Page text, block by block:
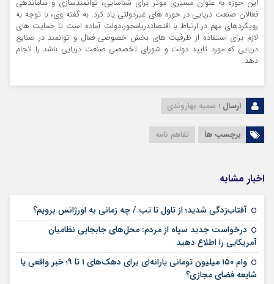
این حوزه به عنوان مسیری موثر برای شناسایی، توانمندسازی و ساماندهی
فعالان صنعت دریایی در حوزه های غیردولتی یاد کرد. به گفته وی، با توجه به
رویکردهای مهم در ارتباط با اقتصاددریامحور،دولت آماده است تا حمایت های
لازم برای استفاده از ظرفیت های بخش خصوصی فعال و توانمند در صنایع
دریایی که مورد تایید دولت و شورای تخصصی صنعت دریایی باشد را انجام
دهد.
ارسال : سمیه بهاروندی
برچسب ها تفاهم نامه
اخبار مشابه
آفتاب‌زدگی شدید؛ از تاول تا تب / چه زمانی به اورژانس برویم؟
درخواست جدید سپاه از مردم: محل‌های جابجایی نظامیان
آمریکایی را اطلاع دهید
وام ۱۵۰ میلیون تومانی یارانه‌ای برای دهک‌های ۱ تا ۹؛ خبر واقعی یا
شایعه فضای مجازی؟